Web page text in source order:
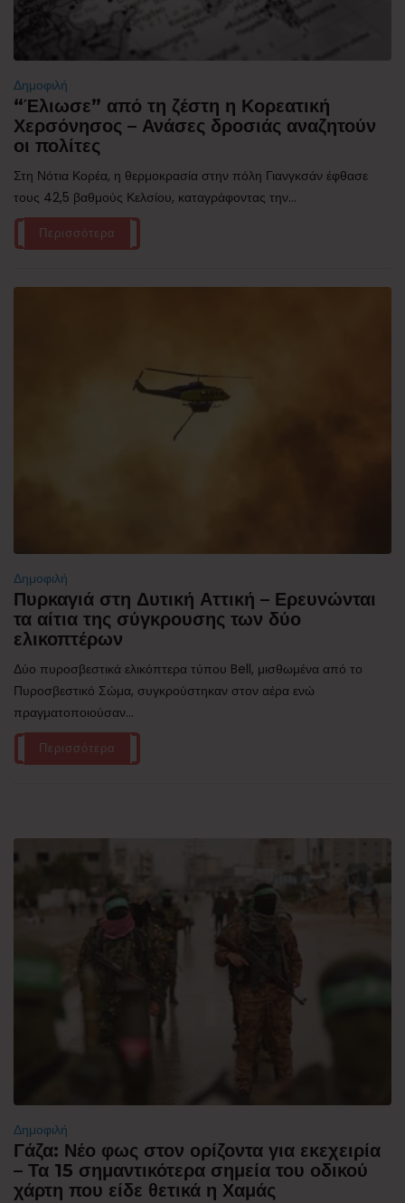
Δημοφιλή
“Έλιωσε” από τη ζέστη η Κορεατική
Χερσόνησος – Ανάσες δροσιάς αναζητούν
οι πολίτες
Στη Νότια Κορέα, η θερμοκρασία στην πόλη Γιανγκσάν έφθασε
τους 42,5 βαθμούς Κελσίου, καταγράφοντας την...
Περισσότερα
Δημοφιλή
Πυρκαγιά στη Δυτική Αττική – Ερευνώνται
τα αίτια της σύγκρουσης των δύο
ελικοπτέρων
Δύο πυροσβεστικά ελικόπτερα τύπου Bell, μισθωμένα από το
Πυροσβεστικό Σώμα, συγκρούστηκαν στον αέρα ενώ
πραγματοποιούσαν...
Περισσότερα
Δημοφιλή
Γάζα: Νέο φως στον ορίζοντα για εκεχειρία
– Τα 15 σημαντικότερα σημεία του οδικού
χάρτη που είδε θετικά η Χαμάς